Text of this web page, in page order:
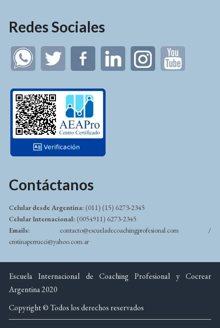
Redes Sociales
Contáctanos
Celular desde Argentina: (011) (15) 6273-2345
Celular Internacional: (0054911) 6273-2345
Emails: contacto@escueladecoachingprofesional.com /
cristinaperrucci@yahoo.com.ar
Escuela Internacional de Coaching Profesional y Cocrear
Argentina 2020
Copyright © Todos los derechos reservados